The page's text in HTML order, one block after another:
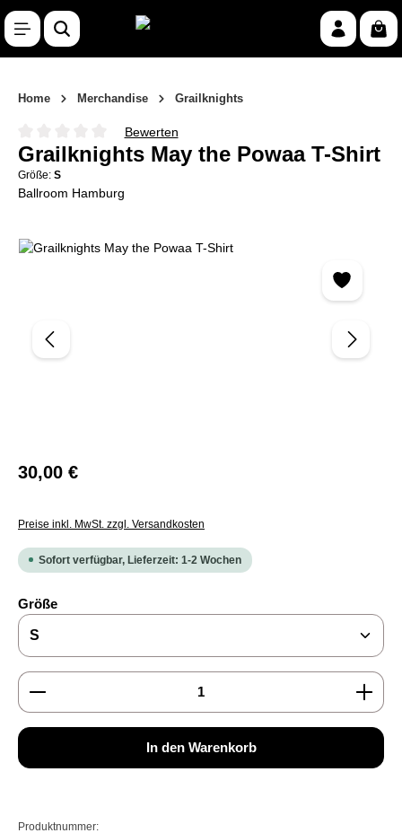
Zum Hauptinhalt springen
Home Merchandise Grailknights
Durchschnittliche Bewertung von 0 von 5 Sternen
Bewerten
Grailknights May the Powaa T-Shirt
Größe: S
Ballroom Hamburg
Bildergalerie überspringen
Regulärer Preis:
30,00 €
Preise inkl. MwSt. zzgl. Versandkosten
Sofort verfügbar, Lieferzeit: 1-2 Wochen
Größeauswählen
Produkt Anzahl: Gib den gewünschten Wert ein
In den Warenkorb
Produktnummer: